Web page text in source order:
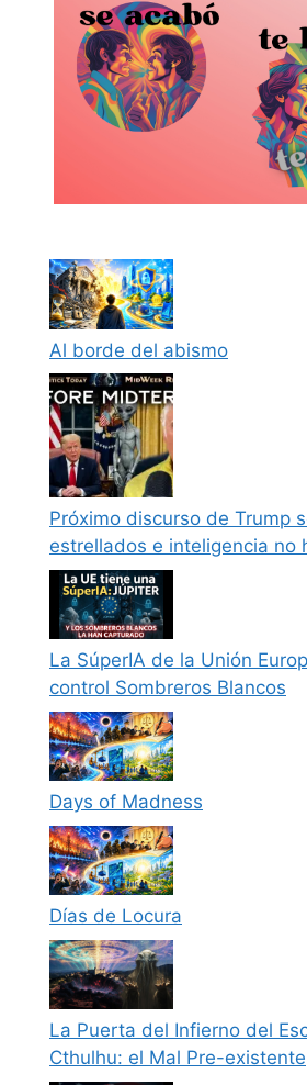
Al borde del abismo
Próximo discurso de Trump
estrellados e inteligencia no
La SúperIA de la Unión
control Sombreros Blancos
Days of Madness
Días de Locura
La Puerta del Infierno del
Cthulhu: el Mal Pre-existente